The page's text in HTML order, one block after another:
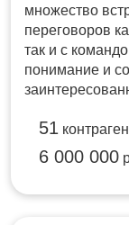
множество
переговоров
так и с
понимание и
51
6 000 000